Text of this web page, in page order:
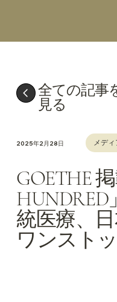
全ての記事
見る
2025年2月28日 メディ
GOETHE
統医療、
ワンスト